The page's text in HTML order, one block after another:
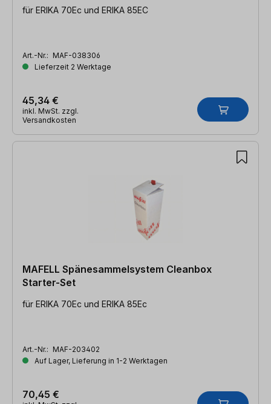
für ERIKA 70Ec und ERIKA 85EC
Art.-Nr.: MAF-038306
Lieferzeit 2 Werktage
45,34 €
inkl. MwSt. zzgl.
Versandkosten
MAFELL Spänesammelsystem Cleanbox
Starter-Set
für ERIKA 70Ec und ERIKA 85Ec
Art.-Nr.: MAF-203402
Auf Lager, Lieferung in 1-2 Werktagen
70,45 €